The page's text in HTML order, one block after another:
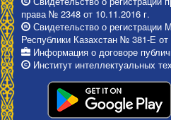
права № 2348 от 10.11.2016 г.
Свидетельство о регистрации
Республики Казахстан № 381-Е от
Информация о договоре
Институт интеллектуальных